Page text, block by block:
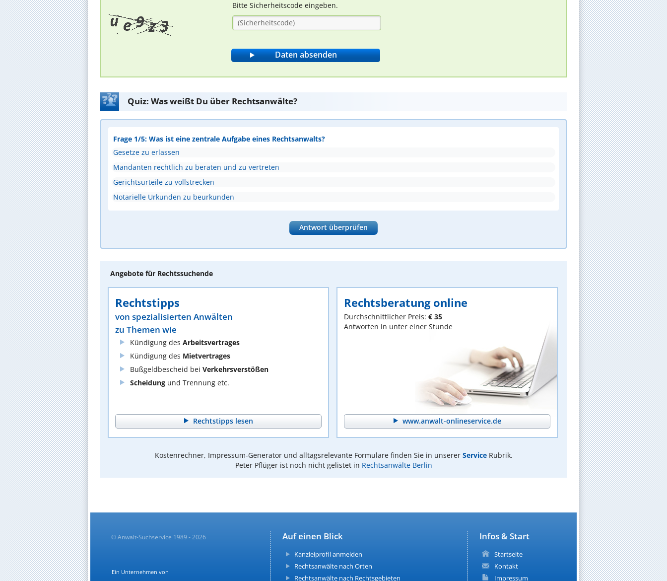
Bitte Sicherheitscode eingeben.
Quiz: Was weißt Du über Rechtsanwälte?
Frage 1/5: Was ist eine zentrale Aufgabe eines Rechtsanwalts?
Gesetze zu erlassen
Mandanten rechtlich zu beraten und zu vertreten
Gerichtsurteile zu vollstrecken
Notarielle Urkunden zu beurkunden
Antwort überprüfen
Angebote für Rechtssuchende
Rechtstipps
von spezialisierten Anwälten
zu Themen wie
Kündigung des Arbeitsvertrages
Kündigung des Mietvertrages
Bußgeldbescheid bei Verkehrsverstößen
Scheidung und Trennung etc.
Rechtstipps lesen
Rechtsberatung online
Durchschnittlicher Preis: € 35
Antworten in unter einer Stunde
www.anwalt-onlineservice.de
Kostenrechner, Impressum-Generator und alltagsrelevante Formulare finden Sie in unserer ServiceRubrik.
Peter Pflüger ist noch nicht gelistet in Rechtsanwälte Berlin
Infos & Start
Startseite
Kontakt
Impressum
Auf einen Blick
Kanzleiprofil anmelden
Rechtsanwälte nach Orten
Rechtsanwälte nach Rechtsgebieten
© Anwalt-Suchservice 1989 - 2026
Ein Unternehmen von